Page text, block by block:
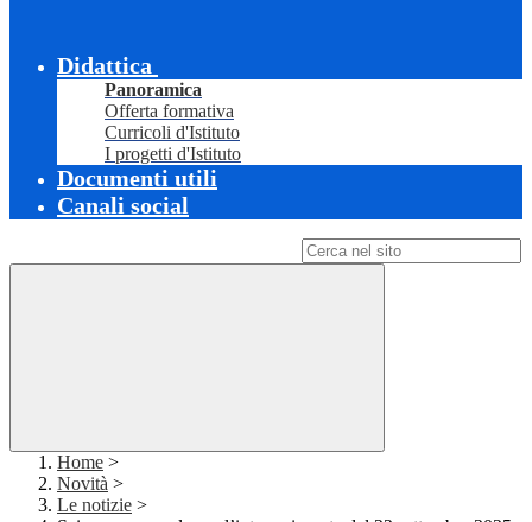
Didattica
Panoramica
Offerta formativa
Curricoli d'Istituto
I progetti d'Istituto
Documenti utili
Canali social
Home >
Novità >
Le notizie >